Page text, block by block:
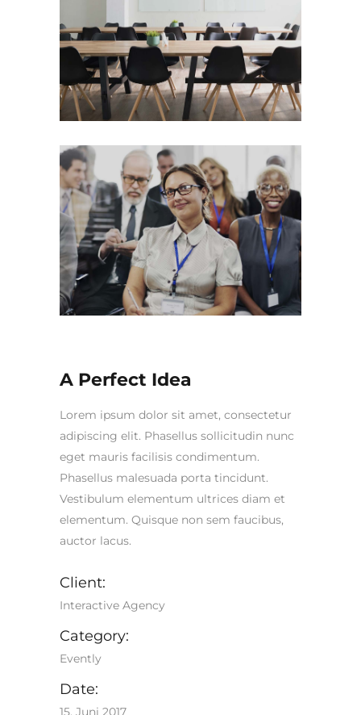
A Perfect Idea
Lorem ipsum dolor sit amet, consectetur
adipiscing elit. Phasellus sollicitudin nunc
eget mauris facilisis condimentum.
Phasellus malesuada porta tincidunt.
Vestibulum elementum ultrices diam et
elementum. Quisque non sem faucibus,
auctor lacus.
Client:
Interactive Agency
Category:
Evently
Date:
15. Juni 2017